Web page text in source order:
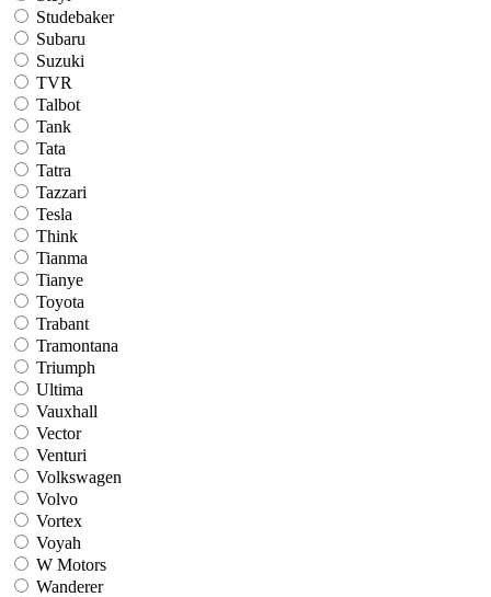
Studebaker
Subaru
Suzuki
TVR
Talbot
Tank
Tata
Tatra
Tazzari
Tesla
Think
Tianma
Tianye
Toyota
Trabant
Tramontana
Triumph
Ultima
Vauxhall
Vector
Venturi
Volkswagen
Volvo
Vortex
Voyah
W Motors
Wanderer